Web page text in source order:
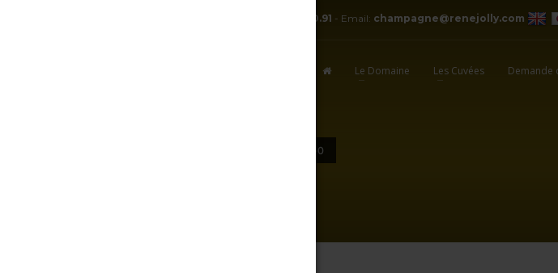
+ 33.3.25.38.50.91 - Email: champagne@renejolly.com
Le Domaine Les Cuvées Demande
DE-LA-CAVE-À-LA-TABLE-ZOOM-0